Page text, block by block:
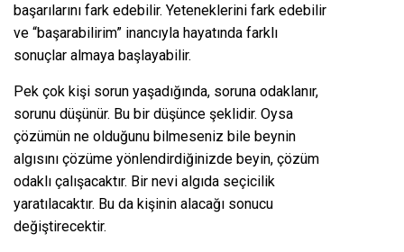
başarılarını fark edebilir. Yeteneklerini fark edebilir
ve “başarabilirim” inancıyla hayatında farklı
sonuçlar almaya başlayabilir.
Pek çok kişi sorun yaşadığında, soruna odaklanır,
sorunu düşünür. Bu bir düşünce şeklidir. Oysa
çözümün ne olduğunu bilmeseniz bile beynin
algısını çözüme yönlendirdiğinizde beyin, çözüm
odaklı çalışacaktır. Bir nevi algıda seçicilik
yaratılacaktır. Bu da kişinin alacağı sonucu
değiştirecektir.